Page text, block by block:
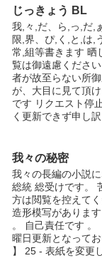
いつでもコメントで
おります ！ ▽書け
ん▼ 最終兵器俺達
TAKOS 平和組 全身
で組 ポッキーさん
じっきょう BL
我,々,だ、ら,っ,だ,
限,界、ぴ,く,と,は,
常,組等書きます 晒
覧は御遠慮くださ
者が故至らない所
が、大目に見て頂
です リクエスト停
く更新できず申し
↫ R-15位は↩ 問題
場合は一時的に非公
す pass 有名数字(3)
(3)、サボテンの誕
我々の秘密
我々の長編の小説に
総統 総受けです。
方は閲覧を控えてく
造形模写がありま
。 自己責任です 。
曜日更新となってお
】 25 - 表紙を変更